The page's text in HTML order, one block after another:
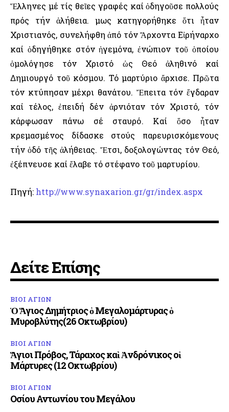
Ἕλληνες μέ τίς θεῖες γραφές καί ὁδηγοῦσε πολλούς
πρός τήν ἀλήθεια. Ὅμως κατηγορήθηκε ὅτι ἦταν
Χριστιανός, συνελήφθη ἀπό τόν Ἄρχοντα Εἰρήναρχο
καί ὁδηγήθηκε στόν ἡγεμόνα, ἐνώπιον τοῦ ὁποίου
ὁμολόγησε τόν Χριστό ὡς Θεό ἀληθινό καί
Δημιουργό τοῦ κόσμου. Τό μαρτύριο ἄρχισε. Πρῶτα
τόν κτύπησαν μέχρι θανάτου. Ἔπειτα τόν ἔγδαραν
καί τέλος, ἐπειδή δέν ἀρνιόταν τόν Χριστό, τόν
κάρφωσαν πάνω σέ σταυρό. Καί ὅσο ἦταν
κρεμασμένος δίδασκε στούς παρευρισκόμενους
τήν ὁδό τῆς ἀλήθειας. Ἔτσι, δοξολογώντας τόν Θεό,
ἐξέπνευσε καί ἔλαβε τό στέφανο τοῦ μαρτυρίου.
Πηγή: http://www.synaxarion.gr/gr/index.aspx
Δείτε Επίσης
ΒΙΟΙ ΑΓΙΩΝ
Ὁ Ἅγιος Δημήτριος ὁ Μεγαλομάρτυρας ὁ
Μυροβλύτης(26 Οκτωβρίου)
ΒΙΟΙ ΑΓΙΩΝ
Ἅγιοι Πρόβος, Τάραχος καὶ Ἀνδρόνικος οἱ
Μάρτυρες (12 Οκτωβρίου)
ΒΙΟΙ ΑΓΙΩΝ
Οσίου Αντωνίου του Μεγάλου